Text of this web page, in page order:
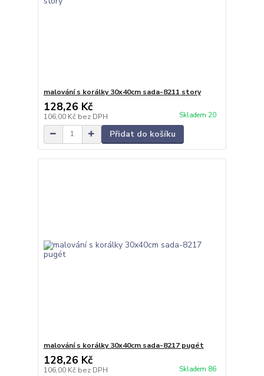
malování s korálky 30x40cm sada-8211 story
128,26 Kč
106,00 Kč bez DPH Skladem 20
Přidat do košíku
malování s korálky 30x40cm sada-8217 pugét
128,26 Kč
106,00 Kč bez DPH Skladem 86